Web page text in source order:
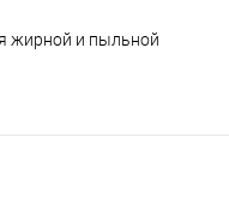
жирной и пыльной